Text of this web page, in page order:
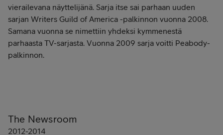
vierailevana näyttelijänä. Sarja itse sai parhaan uuden
sarjan Writers Guild of America -palkinnon vuonna 2008.
Samana vuonna se nimettiin yhdeksi kymmenestä
parhaasta TV-sarjasta. Vuonna 2009 sarja voitti Peabody-
palkinnon.
The Newsroom
2012-2014